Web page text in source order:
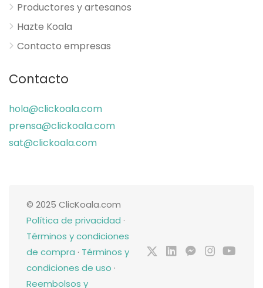
Productores y artesanos
Hazte Koala
Contacto empresas
Contacto
hola@clickoala.com
prensa@clickoala.com
sat@clickoala.com
© 2025 ClicKoala.com
Política de privacidad ·
Términos y condiciones
de compra · Términos y
condiciones de uso ·
Reembolsos y